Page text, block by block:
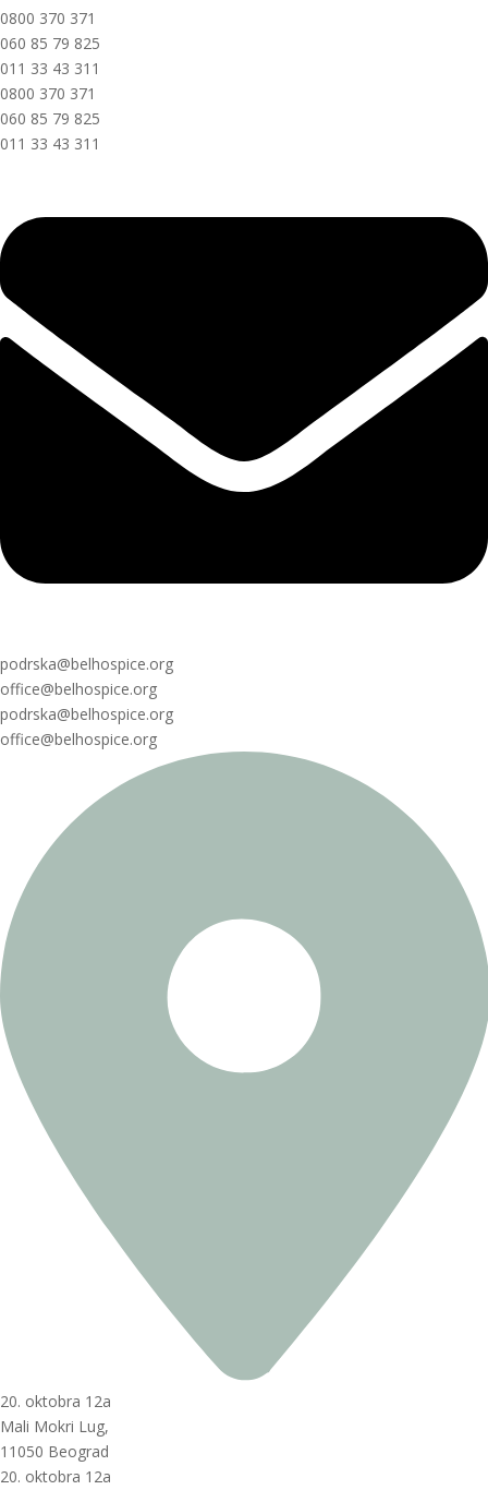
0800 370 371
060 85 79 825
011 33 43 311
0800 370 371
060 85 79 825
011 33 43 311
podrska@belhospice.org
office@belhospice.org
podrska@belhospice.org
office@belhospice.org
20. oktobra 12a
Mali Mokri Lug,
11050 Beograd
20. oktobra 12a